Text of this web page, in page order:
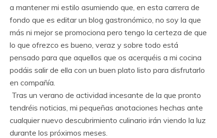
a mantener mi estilo asumiendo que, en esta carrera de
fondo que es editar un blog gastronómico, no soy la que
más ni mejor se promociona pero tengo la certeza de que
lo que ofrezco es bueno, veraz y sobre todo está
pensado para que aquellos que os acerquéis a mi cocina
podáis salir de ella con un buen plato listo para disfrutarlo
en compañía.
Tras un verano de actividad incesante de la que pronto
tendréis noticias, mi pequeñas anotaciones hechas ante
cualquier nuevo descubrimiento culinario irán viendo la luz
durante los próximos meses.